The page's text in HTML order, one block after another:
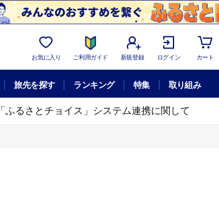
お気に入り ご利用ガイド 新規登録 ログイン カート
旅先を探す ランキング 特集 取り組み
「ふるさとチョイス」システム連携に関して